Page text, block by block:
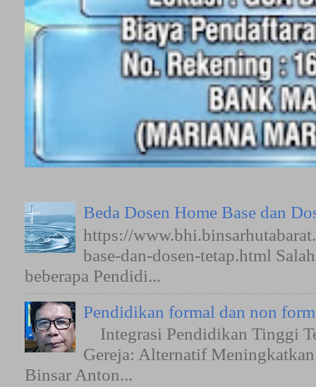
Beda Dosen Home Base dan
https://
base-dan-dosen-tetap.html
beberapa Pendidi...
Pendidikan formal dan non
Integrasi Pendidikan Tinggi
Gereja: Alternatif
Binsar Anton...